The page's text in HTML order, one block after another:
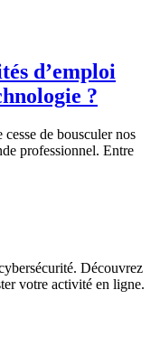
d’emploi
?
de bousculer nos
professionnel. Entre
Découvrez
votre activité en ligne.